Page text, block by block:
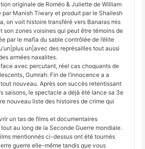
originale de Roméo & Juliette de William
par Manish Tiwary et produit par le Shailesh
on voit histoire transféré vers Banaras mis
son zones voisines qui peut être témoins de
par le mafia du sable contrôlée de l’élite
un|avec des représailles tout aussi
armées naxalites.
avec percutant, réel cas choquants de
Gumrah: Fin de l’innocence a a
nouveau. Après son succès retentissant
saisons, le spectacle a déjà été lance sa 3e
nouveau liste des histoires de crime qui
un tas de films et documentaires
au long de la Seconde Guerre mondiale.
mentionnés ci-dessus ont été tournés
guerre elle-même tandis que vous